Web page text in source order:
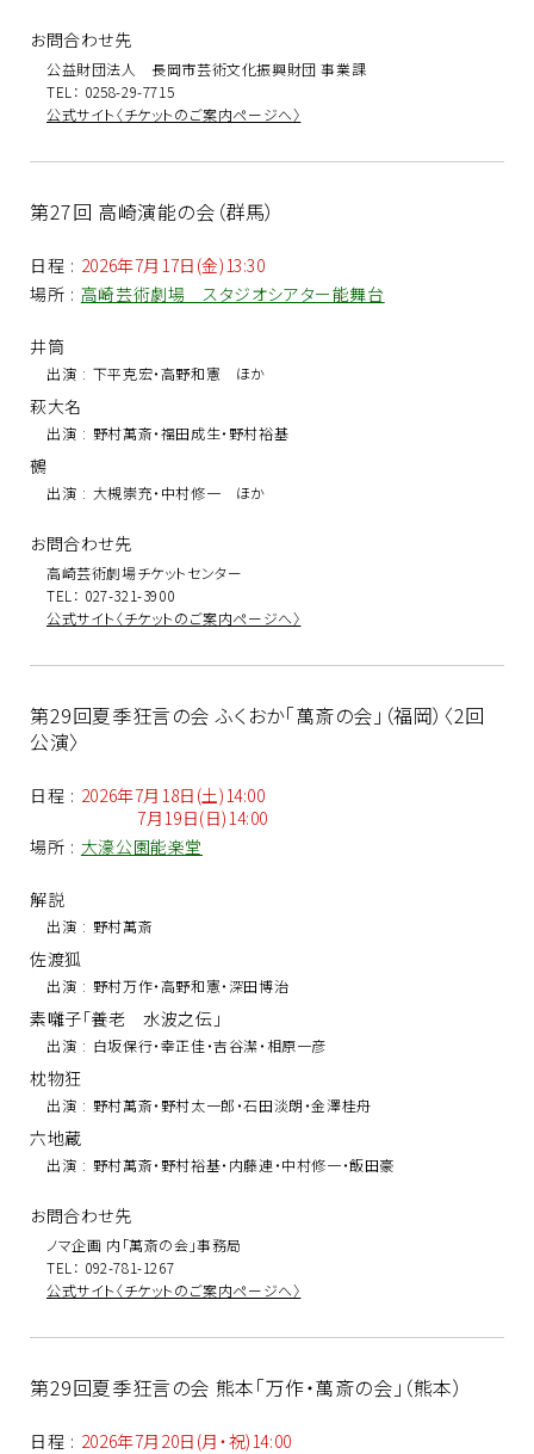
お問合わせ先
公益財団法人 長岡市芸術文化振興財団 事業課
TEL： 0258-29-7715
公式サイト〈チケットのご案内ページへ〉
第27回 高崎演能の会（群馬）
日程 : 2026年7月17日(金)13:30
場所 : 高崎芸術劇場 スタジオシアター能舞台
井筒
出演 : 下平克宏・高野和憲 ほか
萩大名
出演 : 野村萬斎・福田成生・野村裕基
鵺
出演 : 大槻崇充・中村修一 ほか
お問合わせ先
高崎芸術劇場チケットセンター
TEL： 027-321-3900
公式サイト〈チケットのご案内ページへ〉
第29回夏季狂言の会 ふくおか「萬斎の会」（福岡）〈2回
公演〉
日程 : 2026年7月18日(土)14:00
7月19日(日)14:00
場所 : 大濠公園能楽堂
解説
出演 : 野村萬斎
佐渡狐
出演 : 野村万作・高野和憲・深田博治
素囃子「養老 水波之伝」
出演 : 白坂保行・幸正佳・吉谷潔・相原一彦
枕物狂
出演 : 野村萬斎・野村太一郎・石田淡朗・金澤桂舟
六地蔵
出演 : 野村萬斎・野村裕基・内藤連・中村修一・飯田豪
お問合わせ先
ノマ企画 内「萬斎の会」事務局
TEL： 092-781-1267
公式サイト〈チケットのご案内ページへ〉
第29回夏季狂言の会 熊本「万作・萬斎の会」（熊本）
日程 : 2026年7月20日(月・祝)14:00